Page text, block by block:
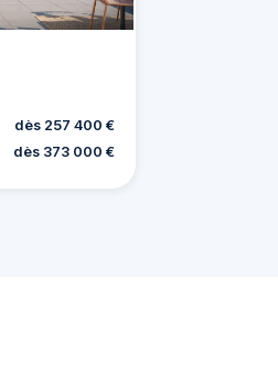
dès 257 400 €
dès 373 000 €